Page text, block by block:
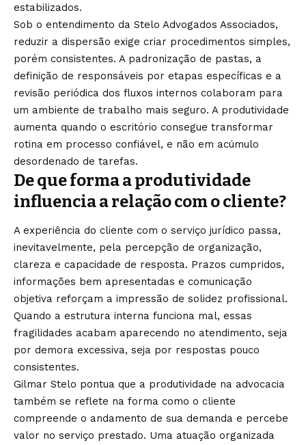
estabilizados.
Sob o entendimento da Stelo Advogados Associados,
reduzir a dispersão exige criar procedimentos simples,
porém consistentes. A padronização de pastas, a
definição de responsáveis por etapas específicas e a
revisão periódica dos fluxos internos colaboram para
um ambiente de trabalho mais seguro. A produtividade
aumenta quando o escritório consegue transformar
rotina em processo confiável, e não em acúmulo
desordenado de tarefas.
De que forma a produtividade
influencia a relação com o cliente?
A experiência do cliente com o serviço jurídico passa,
inevitavelmente, pela percepção de organização,
clareza e capacidade de resposta. Prazos cumpridos,
informações bem apresentadas e comunicação
objetiva reforçam a impressão de solidez profissional.
Quando a estrutura interna funciona mal, essas
fragilidades acabam aparecendo no atendimento, seja
por demora excessiva, seja por respostas pouco
consistentes.
Gilmar Stelo pontua que a produtividade na advocacia
também se reflete na forma como o cliente
compreende o andamento de sua demanda e percebe
valor no serviço prestado. Uma atuação organizada